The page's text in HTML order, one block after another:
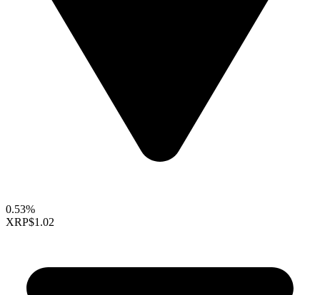
0.53%
XRP$1.02